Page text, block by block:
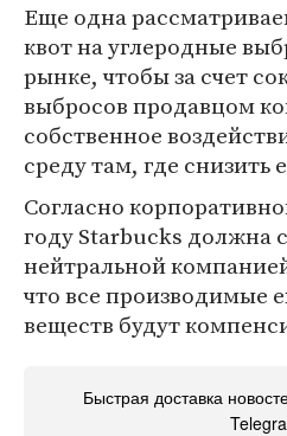
Еще одна
квот на углеродные
рынке, чтобы за счет
выбросов продавцом
собственное
среду там, где снизить
Согласно
году Starbucks должна
нейтральной
что все производимые
веществ будут
Быстрая доставка